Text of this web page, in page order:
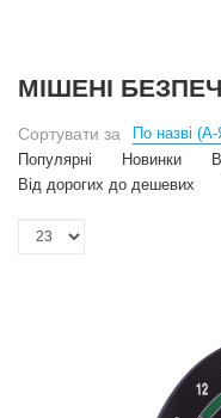
МІШЕНІ
Сортувати за По назві
Популярні
Новинки
Від дорогих до дешевих